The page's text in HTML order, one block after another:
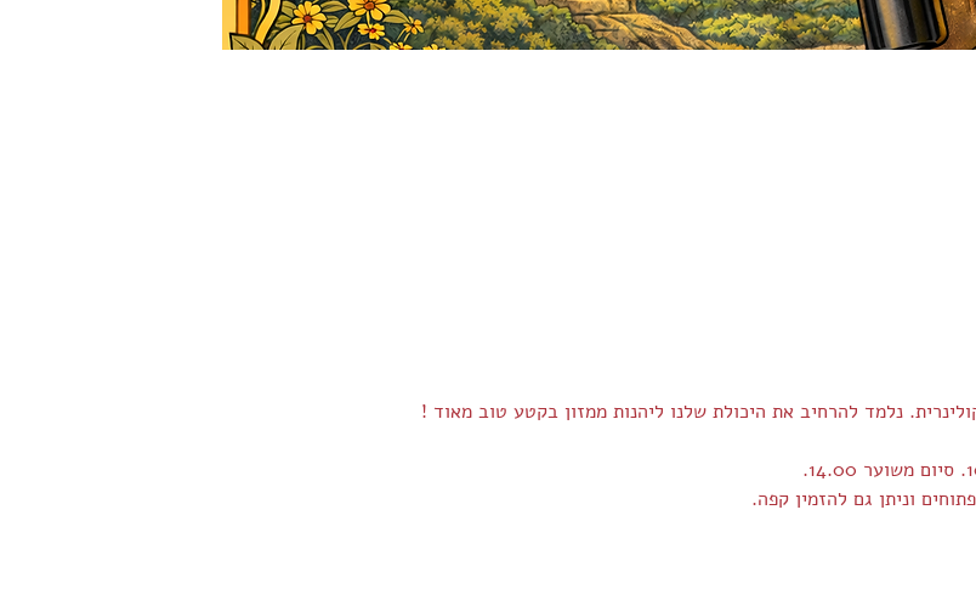
נלמד להרחיב את היכולת שלנו ליהנות ממזון בקטע טוב מאוד !